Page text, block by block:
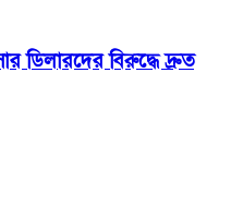
ডিলারদের বিরুদ্ধে দ্রুত